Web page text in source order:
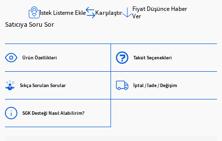
İstek Listeme Ekle Karşılaştır
Fiyat Düşünce Haber
Ver
Satıcıya Soru Sor
Ürün Özellikleri Taksit Seçenekleri
Sıkça Sorulan Sorular İptal / İade / Değişim
SGK Desteği Nasıl Alabilirim?